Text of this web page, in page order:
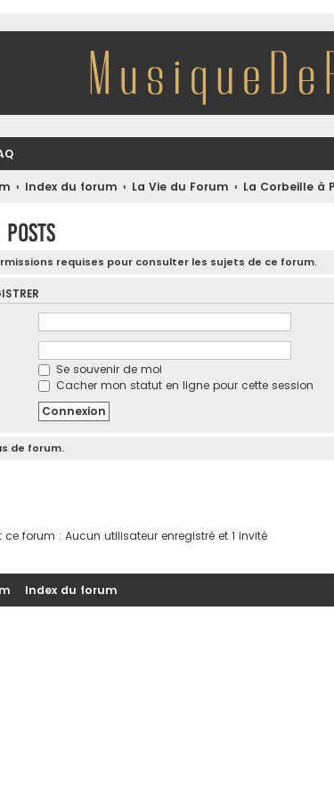
Index du forum La Vie du Forum La Corbeille à
requises pour consulter les sujets de ce forum.
Se souvenir de moi
Cacher mon statut en ligne pour cette session
de forum.
forum : Aucun utilisateur enregistré et 1 invité
Index du forum